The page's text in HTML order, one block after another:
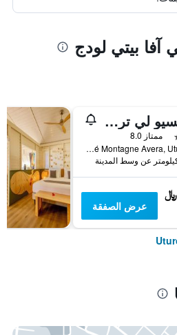
آفا بيتي لودج
بونسيو لي تروا كاسكاد
ممتاز 8.0
Pk 6 Est Côté Montagne Avera, Uturoa, بولينيزيا الفرنسية
عرض الصفقة